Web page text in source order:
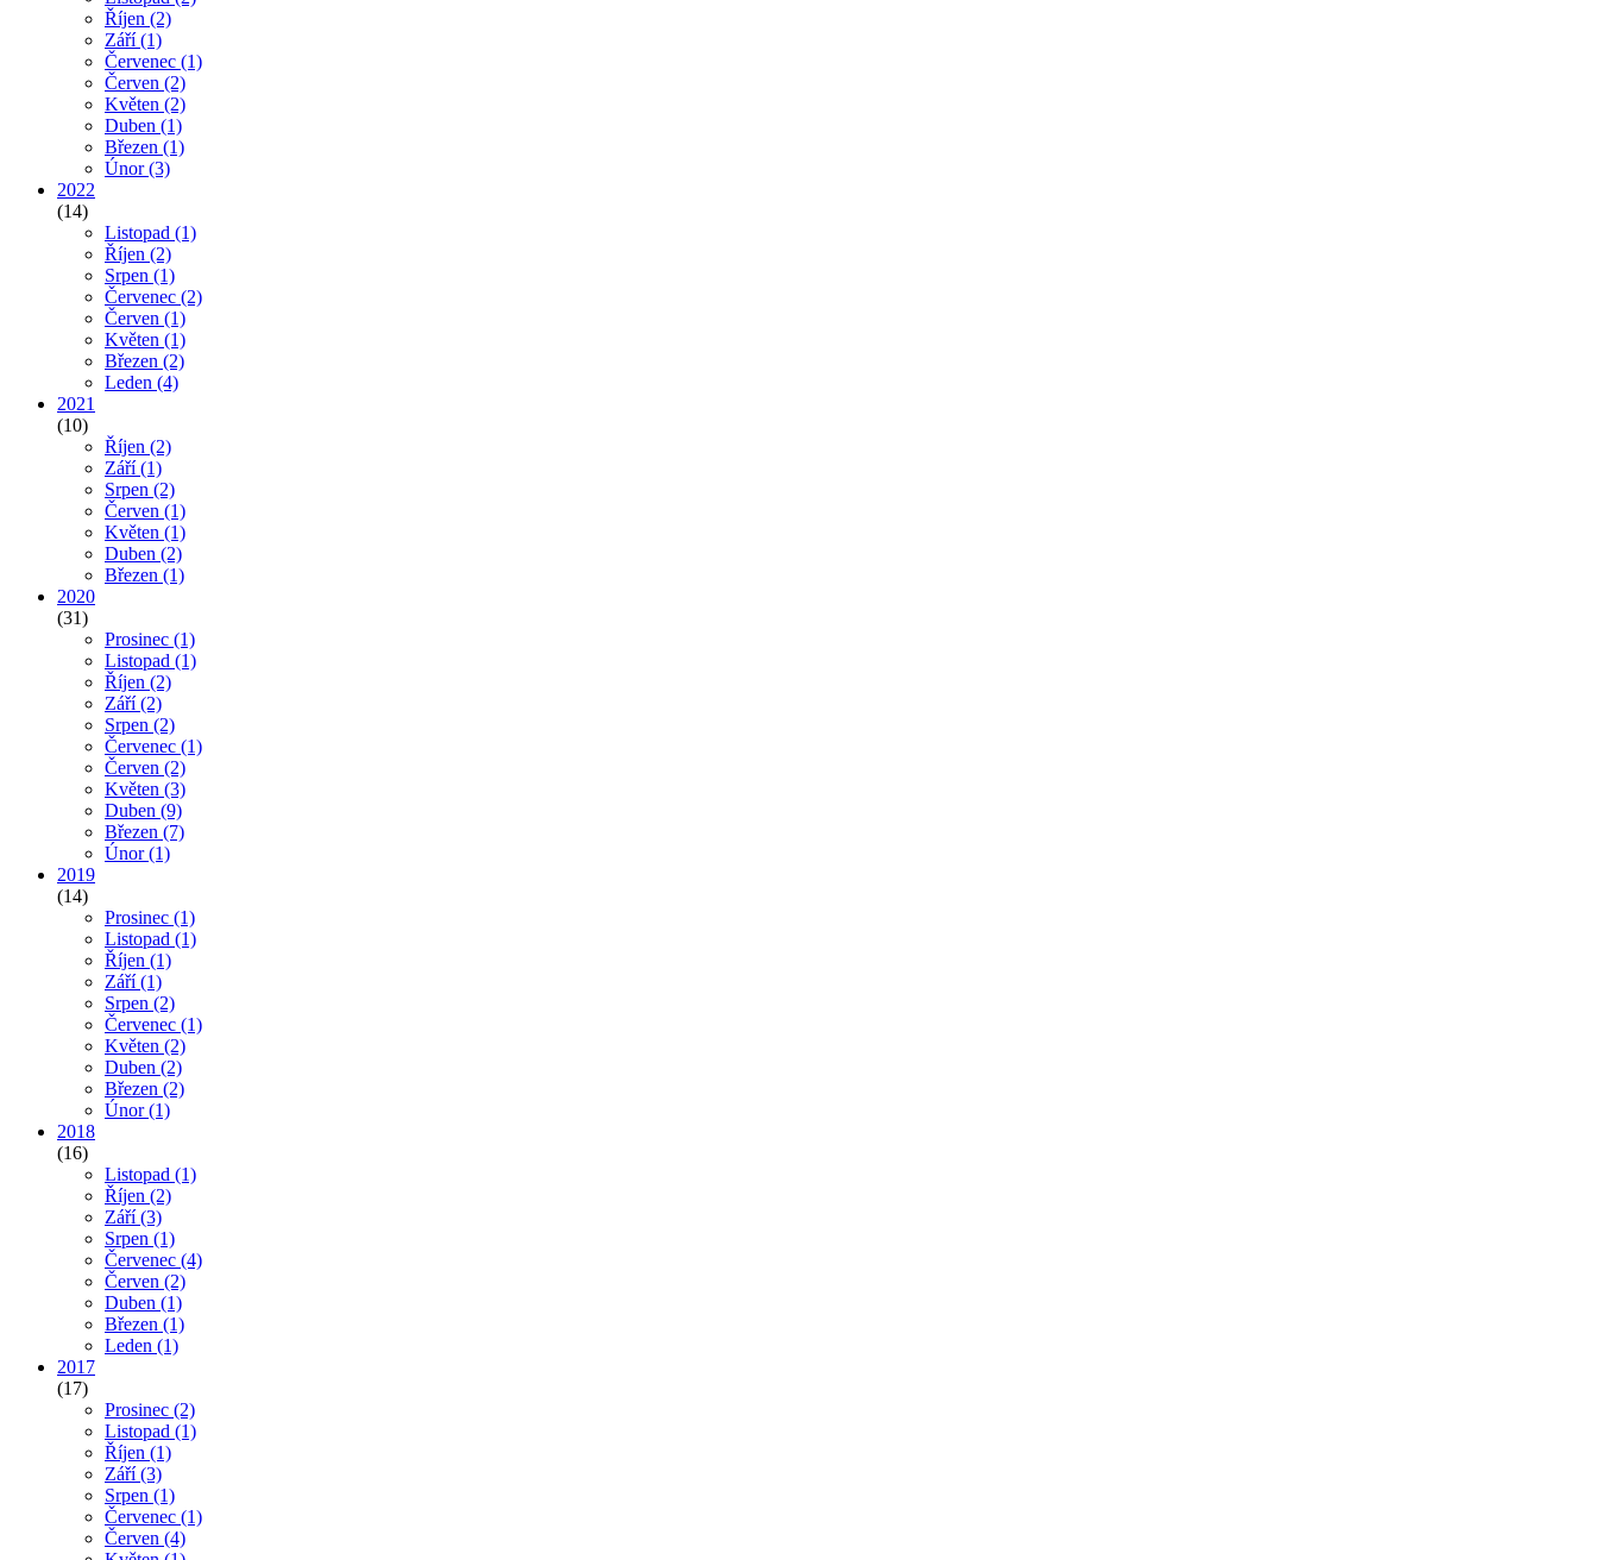
Říjen (2)
Září(1)
Červenec (1)
Červen (2)
Květen (2)
Duben (1)
Březen (1)
Únor(3)
2022
(14)
Listopad (1)
Říjen (2)
Srpen (1)
Červenec (2)
Červen (1)
Květen (1)
Březen (2)
Leden (4)
2021
(10)
Říjen (2)
Září(1)
Srpen (2)
Červen (1)
Květen (1)
Duben (2)
Březen (1)
2020
(31)
Prosinec (1)
Listopad (1)
Říjen (2)
Září(2)
Srpen (2)
Červenec (1)
Červen (2)
Květen (3)
Duben (9)
Březen (7)
Únor(1)
2019
(14)
Prosinec (1)
Listopad (1)
Říjen (1)
Září(1)
Srpen (2)
Červenec (1)
Květen (2)
Duben (2)
Březen (2)
Únor(1)
2018
(16)
Listopad (1)
Říjen (2)
Září(3)
Srpen (1)
Červenec (4)
Červen (2)
Duben (1)
Březen (1)
Leden (1)
2017
(17)
Prosinec (2)
Listopad (1)
Říjen (1)
Září(3)
Srpen (1)
Červenec (1)
Červen (4)